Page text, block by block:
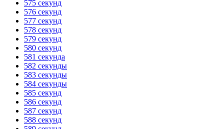
575 секунд
576 секунд
577 секунд
578 секунд
579 секунд
580 секунд
581 секунда
582 секунды
583 секунды
584 секунды
585 секунд
586 секунд
587 секунд
588 секунд